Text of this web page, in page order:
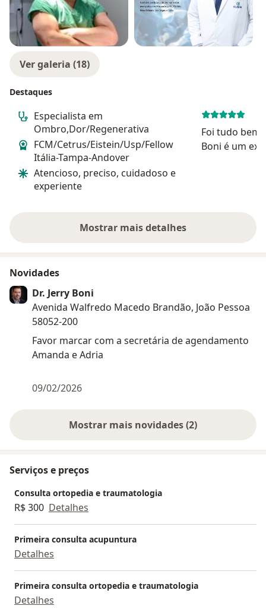
Ver galeria (18)
Destaques
Especialista em
Ombro,Dor/Regenerativa
FCM/Cetrus/Eistein/Usp/Fellow
Itália-Tampa-Andover
Atencioso, preciso, cuidadoso e
experiente
Foi tudo bem
Boni é um
Mostrar mais detalhes
sobre a experiência
Novidades
Dr. Jerry Boni
Avenida Walfredo Macedo Brandão, João Pessoa
58052-200
Favor marcar com a secretária de agendamento
Amanda e Adria
09/02/2026
Mostrar mais novidades (2)
Serviços e preços
Consulta ortopedia e traumatologia
R$ 300 Detalhes
Primeira consulta acupuntura
Detalhes
Primeira consulta ortopedia e traumatologia
Detalhes